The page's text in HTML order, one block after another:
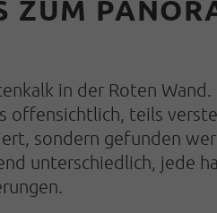
ZUM
in der Roten
offensichtlich, teils
sondern gefunden
unterschiedlich, jede